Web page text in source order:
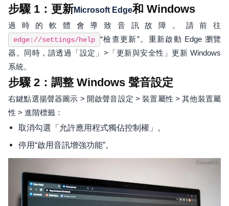
步驟 1：更新Microsoft Edge和 Windows
過時的軟體會導致音訊故障。請前往
edge://settings/help
“檢查更新”。重新啟動 Edge 瀏覽
器。同時，請透過「設定」>「更新與安全性」更新 Windows
系統。
步驟 2：調整 Windows 聲音設定
右鍵點選揚聲器圖示 > 開啟聲音設定 > 裝置屬性 > 其他裝置屬
性 > 進階標籤：
取消勾選「允許應用程式獨佔控制權」。
停用“啟用音訊增強功能”。